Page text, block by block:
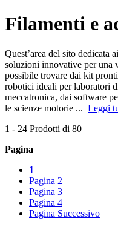
Filamenti e
Quest’area del sito dedicata
soluzioni innovative per una
possibile trovare dai kit
robotici ideali per laboratori
meccatronica, dai software
le scienze motorie ... Leggi
1 - 24 Prodotti di 80
Pagina
1
Pagina 2
Pagina 3
Pagina 4
Pagina Successivo